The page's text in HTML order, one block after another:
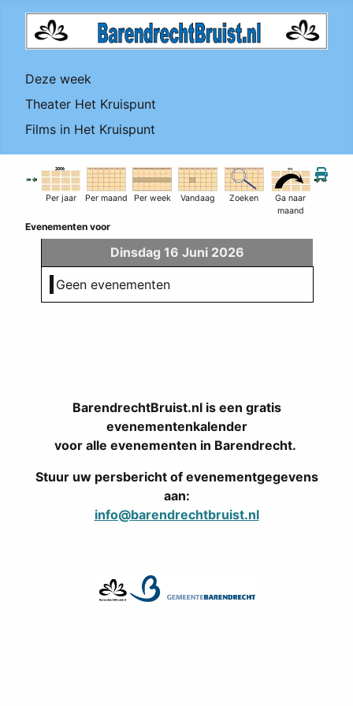
Deze week
Theater Het Kruispunt
Films in Het Kruispunt
Per jaar Per maand Per week Vandaag Zoeken
Ga naar
maand
Evenementen voor
Dinsdag 16 Juni 2026
Geen evenementen
BarendrechtBruist.nl is een gratis
evenementenkalender
voor alle evenementen in Barendrecht.
Stuur uw persbericht of evenementgegevens
aan:
info@barendrechtbruist.nl